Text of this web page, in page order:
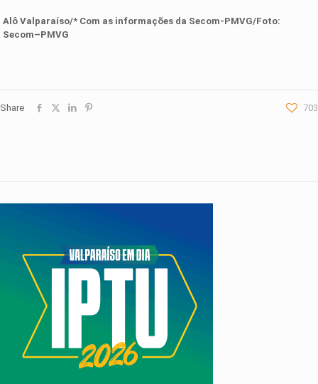
Alô Valparaíso/* Com as informações da Secom-PMVG/Foto:
Secom–PMVG
Share 703